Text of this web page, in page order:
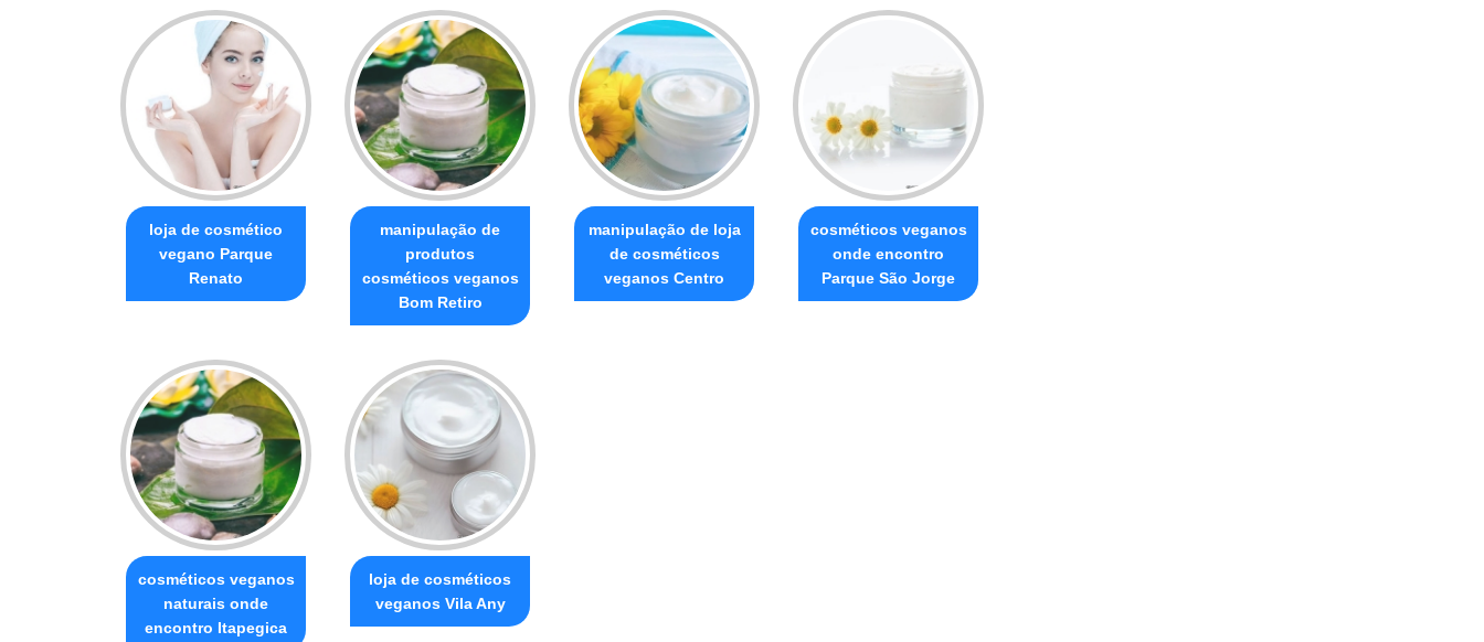
loja de cosmético
vegano Parque
Renato
manipulação de
produtos
cosméticos veganos
Bom Retiro
manipulação de loja
de cosméticos
veganos Centro
cosméticos veganos
onde encontro
Parque São Jorge
cosméticos veganos
naturais onde
encontro Itapegica
loja de cosméticos
veganos Vila Any